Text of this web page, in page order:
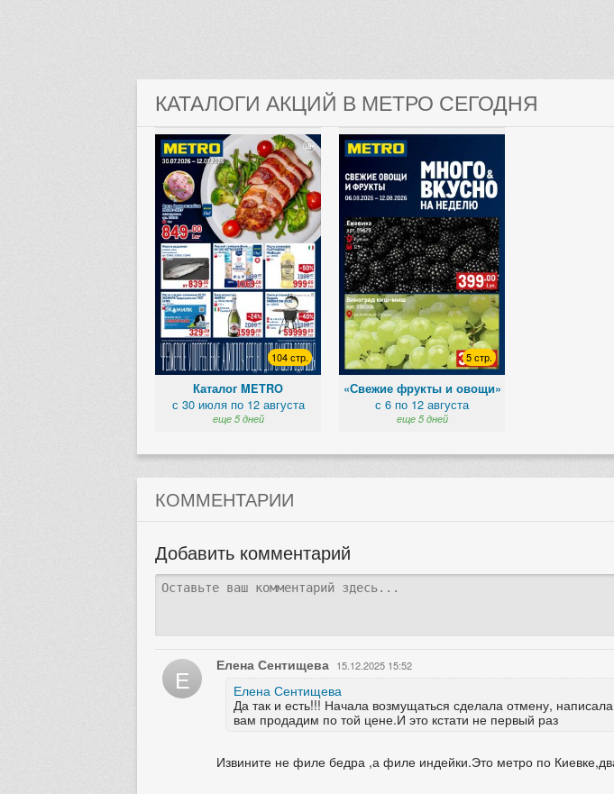
КАТАЛОГИ АКЦИЙ В МЕТРО СЕГОДНЯ
104 стр.
Каталог METRO
с 30 июля по 12 августа
еще 5 дней
5 стр.
«Свежие фрукты и овощи»
с 6 по 12 августа
еще 5 дней
КОММЕНТАРИИ
Добавить комментарий
Е Елена Сентищева 15.12.2025 15:52
Елена Сентищева
Да так и есть!!! Начала возмущаться сделала отмену,
вам продадим по той цене.И это кстати не первый раз
Извините не филе бедра ,а филе индейки.Это метро по